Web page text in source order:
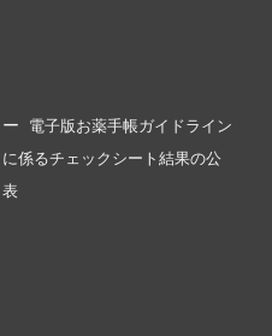
電子版お薬手帳ガイドライン
に係るチェックシート結果の公
表